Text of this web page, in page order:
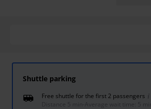
Shuttle parking
Free shuttle for the first 2 passengers
Distance 5 min
Average wait time: 5 min